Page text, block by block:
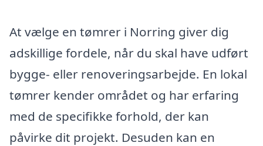
At vælge en tømrer i Norring giver dig
adskillige fordele, når du skal have udført
bygge- eller renoveringsarbejde. En lokal
tømrer kender området og har erfaring
med de specifikke forhold, der kan
påvirke dit projekt. Desuden kan en